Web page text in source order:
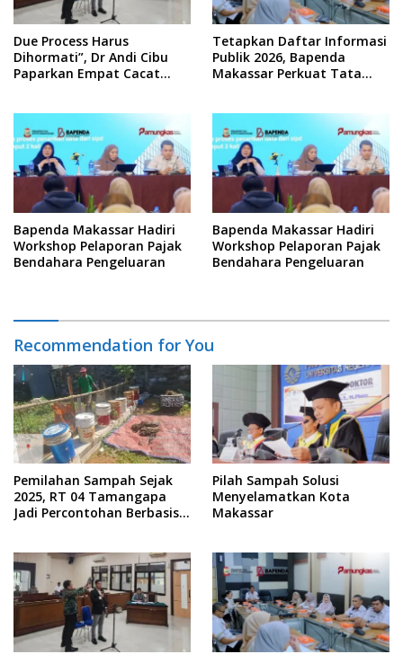
Due Process Harus
Dihormati”, Dr Andi Cibu
Paparkan Empat Cacat
Tetapkan Daftar Informasi
Publik 2026, Bapenda
Makassar Perkuat Tata
Bapenda Makassar Hadiri
Workshop Pelaporan Pajak
Bendahara Pengeluaran
Bapenda Makassar Hadiri
Workshop Pelaporan Pajak
Bendahara Pengeluaran
Recommendation for You
Pemilahan Sampah Sejak
2025, RT 04 Tamangapa
Jadi Percontohan Berbasis
Pilah Sampah Solusi
Menyelamatkan Kota
Makassar